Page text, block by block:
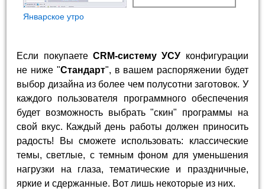
Январское утро
Если покупаете CRM-систему УСУ конфигурации
не ниже "Стандарт", в вашем распоряжении будет
выбор дизайна из более чем полусотни заготовок. У
каждого пользователя программного обеспечения
будет возможность выбрать "скин" программы на
свой вкус. Каждый день работы должен приносить
радость! Вы сможете использовать: классические
темы, светлые, с темным фоном для уменьшения
нагрузки на глаза, тематические и праздничные,
яркие и сдержанные. Вот лишь некоторые из них.